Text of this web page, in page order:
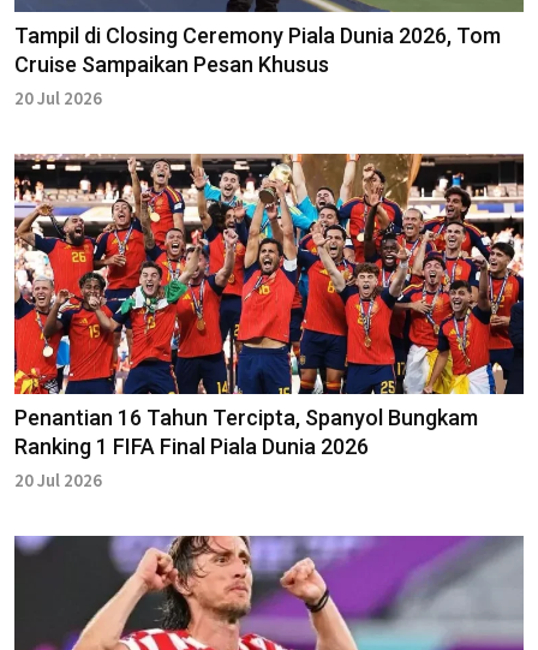
Tampil di Closing Ceremony Piala Dunia 2026, Tom
Cruise Sampaikan Pesan Khusus
20 Jul 2026
Penantian 16 Tahun Tercipta, Spanyol Bungkam
Ranking 1 FIFA Final Piala Dunia 2026
20 Jul 2026